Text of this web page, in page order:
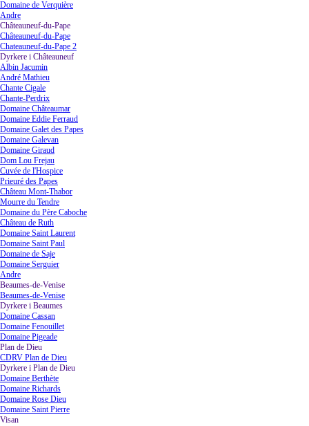
Domaine de Verquière
Andre
Châteauneuf-du-Pape
Châteauneuf-du-Pape
Chateauneuf-du-Pape 2
Dyrkere i Châteauneuf
Albin Jacumin
André Mathieu
Chante Cigale
Chante-Perdrix
Domaine Châteaumar
Domaine Eddie Ferraud
Domaine Galet des Papes
Domaine Galevan
Domaine Giraud
Dom Lou Frejau
Cuvée de l'Hospice
Prieuré des Papes
Château Mont-Thabor
Mourre du Tendre
Domaine du Père Caboche
Château de Ruth
Domaine Saint Laurent
Domaine Saint Paul
Domaine de Saje
Domaine Serguier
Andre
Beaumes-de-Venise
Beaumes-de-Venise
Dyrkere i Beaumes
Domaine Cassan
Domaine Fenouillet
Domaine Pigeade
Plan de Dieu
CDRV Plan de Dieu
Dyrkere i Plan de Dieu
Domaine Berthète
Domaine Richards
Domaine Rose Dieu
Domaine Saint Pierre
Visan